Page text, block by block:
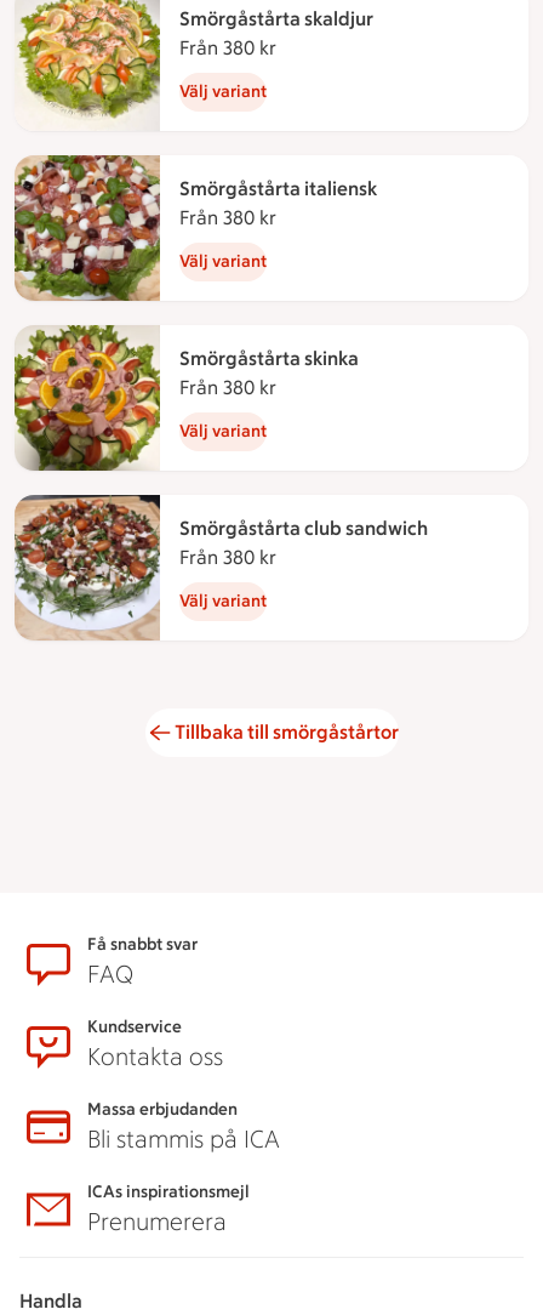
Smörgåstårta skaldjur
Från 380 kr
Välj variant
Smörgåstårta italiensk
Från 380 kr
Välj variant
Smörgåstårta skinka
Från 380 kr
Välj variant
Smörgåstårta club sandwich
Från 380 kr
Välj variant
Tillbaka till smörgåstårtor
SidfotFå snabbt svar
FAQ
Kundservice
Kontakta oss
Massa erbjudanden
Bli stammis på ICA
ICAs inspirationsmejl
Prenumerera
Handla